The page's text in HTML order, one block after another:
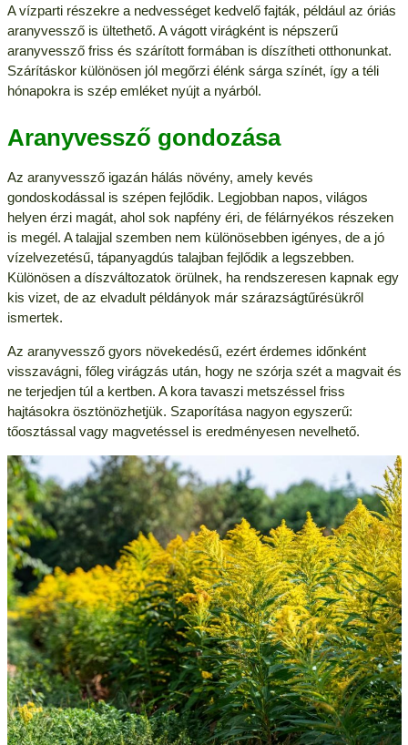
A vízparti részekre a nedvességet kedvelő fajták, például az óriás
aranyvessző is ültethető. A vágott virágként is népszerű
aranyvessző friss és szárított formában is díszítheti otthonunkat.
Szárításkor különösen jól megőrzi élénk sárga színét, így a téli
hónapokra is szép emléket nyújt a nyárból.
Aranyvessző gondozása
Az aranyvessző igazán hálás növény, amely kevés
gondoskodással is szépen fejlődik. Legjobban napos, világos
helyen érzi magát, ahol sok napfény éri, de félárnyékos részeken
is megél. A talajjal szemben nem különösebben igényes, de a jó
vízelvezetésű, tápanyagdús talajban fejlődik a legszebben.
Különösen a díszváltozatok örülnek, ha rendszeresen kapnak egy
kis vizet, de az elvadult példányok már szárazságtűrésükről
ismertek.
Az aranyvessző gyors növekedésű, ezért érdemes időnként
visszavágni, főleg virágzás után, hogy ne szórja szét a magvait és
ne terjedjen túl a kertben. A kora tavaszi metszéssel friss
hajtásokra ösztönözhetjük. Szaporítása nagyon egyszerű:
tőosztással vagy magvetéssel is eredményesen nevelhető.